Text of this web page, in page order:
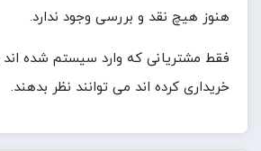
هنوز هیچ نقد و بررسی وجود ندارد.
فقط مشتریانی که وارد سیستم شده
خریداری کرده اند می توانند نظر بدهند.